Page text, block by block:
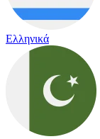
Ελληνικά